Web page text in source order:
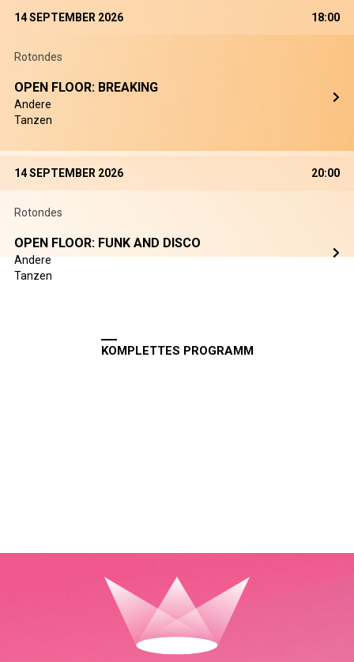
14 SEPTEMBER 2026 18:00
Rotondes
OPEN FLOOR: BREAKING
Andere
Tanzen
14 SEPTEMBER 2026 20:00
Rotondes
OPEN FLOOR: FUNK AND DISCO
Andere
Tanzen
KOMPLETTES PROGRAMM